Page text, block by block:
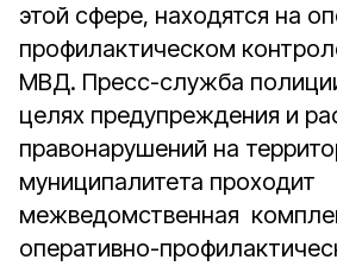
этой сфере, находятся на
профилактическом
МВД. Пресс-служба
целях предупреждения и
правонарушений на
муниципалитета проходит
межведомственная
оперативно-